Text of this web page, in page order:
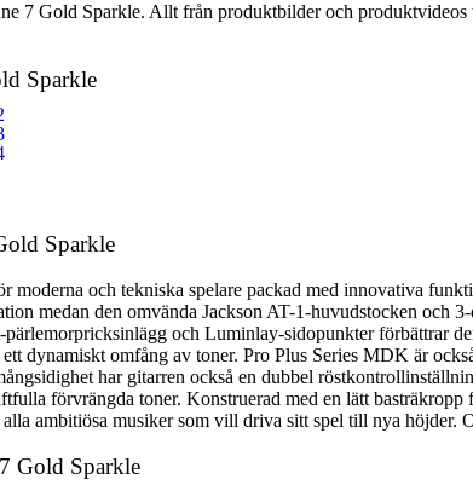
7 Gold Sparkle. Allt från produktbilder och
Sparkle
Sparkle
och tekniska spelare packad med innovativa
medan den omvända Jackson AT-1-huvudstocken och
och Luminlay-sidopunkter förbättrar
dynamiskt omfång av toner. Pro Plus Series MDK är
har gitarren också en dubbel
förvrängda toner. Konstruerad med en lätt basträkropp
ambitiösa musiker som vill driva sitt spel till nya höjder.
Gold Sparkle